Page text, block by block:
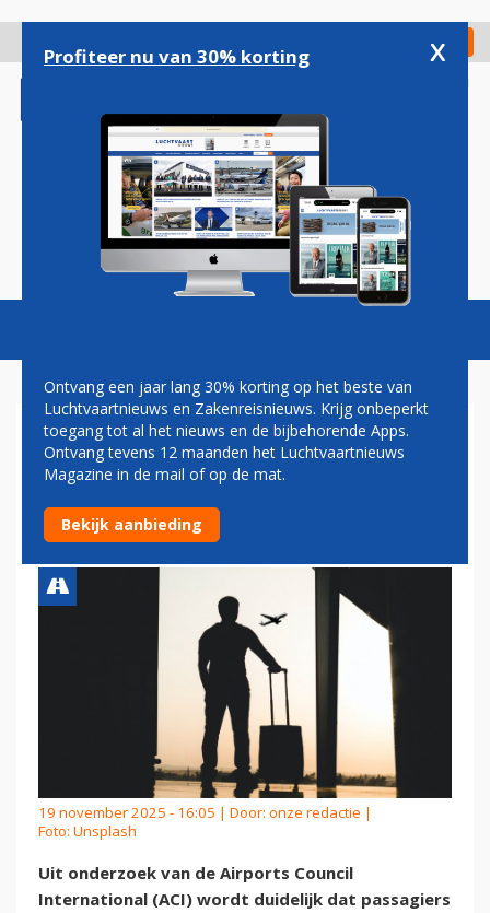
gaan
Check in
Magazine Podcasts Vacatures
ONDERZOEK: DE REIZIGER
ZOEKT MEER EMPATHIE OP
DE LUCHTHAVEN
19 november 2025 - 16:05 | Door: onze redactie |
Foto: Unsplash
Uit onderzoek van de Airports Council
International (ACI) wordt duidelijk dat passagiers
Profiteer nu van 30% korting x
Ontvang een jaar lang 30% korting op het beste van
Luchtvaartnieuws en Zakenreisnieuws. Krijg onbeperkt
toegang tot al het nieuws en de bijbehorende Apps.
Ontvang tevens 12 maanden het Luchtvaartnieuws
Magazine in de mail of op de mat.
Bekijk aanbieding